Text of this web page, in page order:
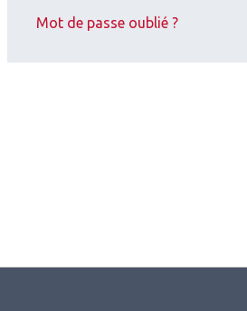
Inflammation de la
Mot de passe oublié ?